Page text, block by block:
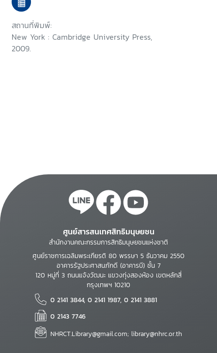
สถานที่พิมพ์:
New York : Cambridge University Press,
2009.
ศูนย์สารสนเทศสิทธิมนุษยชน
สำนักงานคณะกรรมการสิทธิมนุษยชนแห่งชาติ
ศูนย์ราชการเฉลิมพระเกียรติ 80 พรรษา 5 ธันวาคม 2550
อาคารรัฐประศาสนภักดี (อาคารบี) ชั้น 7
120 หมู่ที่ 3 ถนนแจ้งวัฒนะ แขวงทุ่งสองห้อง เขตหลักสี่
กรุงเทพฯ 10210
0 2141 3844, 0 2141 1987, 0 2141 3881
0 2143 7746
NHRCT.Library@gmail.com; library@nhrc.or.th